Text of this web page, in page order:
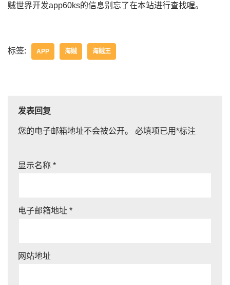
贼世界开发app60ks的信息别忘了在本站进行查找喔。
标签: APP 海贼 海贼王
发表回复
您的电子邮箱地址不会被公开。 必填项已用*标注
显示名称 *
电子邮箱地址 *
网站地址